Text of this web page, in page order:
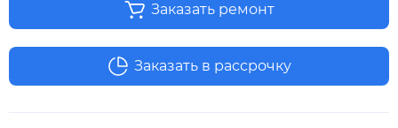
Заказать ремонт
Заказать в рассрочку